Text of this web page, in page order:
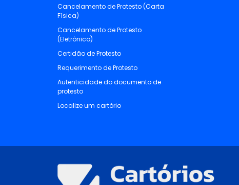
Cancelamento de Protesto (Carta
Física)
Cancelamento de Protesto
(Eletrônico)
Certidão de Protesto
Requerimento de Protesto
Autenticidade do documento de
protesto
Localize um cartório